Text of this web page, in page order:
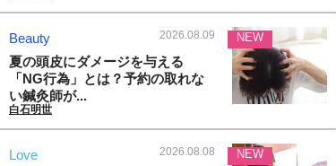
Beauty 2026.08.09
夏の頭皮にダメージを与える
「NG行為」とは？予約の取れな
い鍼灸師が...
白石明世
NEW
Love 2026.08.08 NEW